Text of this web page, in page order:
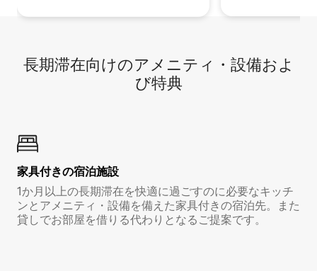
長期滞在向け⁠のア⁠メ⁠ニ⁠テ⁠ィ⁠・設⁠備⁠およ
び特⁠典
家具付き⁠の宿⁠泊⁠施⁠設
1か月以上の長期滞在を快適に過ごすのに必要なキッチ
ンとアメニティ・設備を備えた家具付きの宿泊先。また
貸しでお部屋を借りる代わりとなるご提案です。